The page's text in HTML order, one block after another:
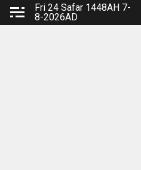
Skip
Fri 24 Safar 1448AH 7-
8-2026AD